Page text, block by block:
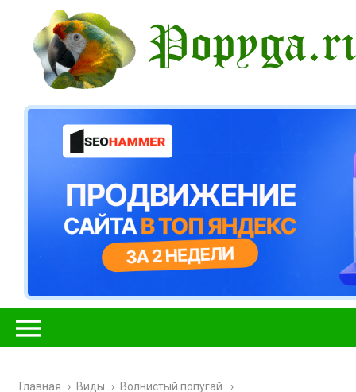
Главная › Виды › Волнистый попугай